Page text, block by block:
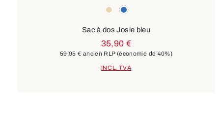
beigebleu
Sac à dos Josie bleu
35,90 €
59,95 € ancien RLP (économie de 40%)
INCL. TVA